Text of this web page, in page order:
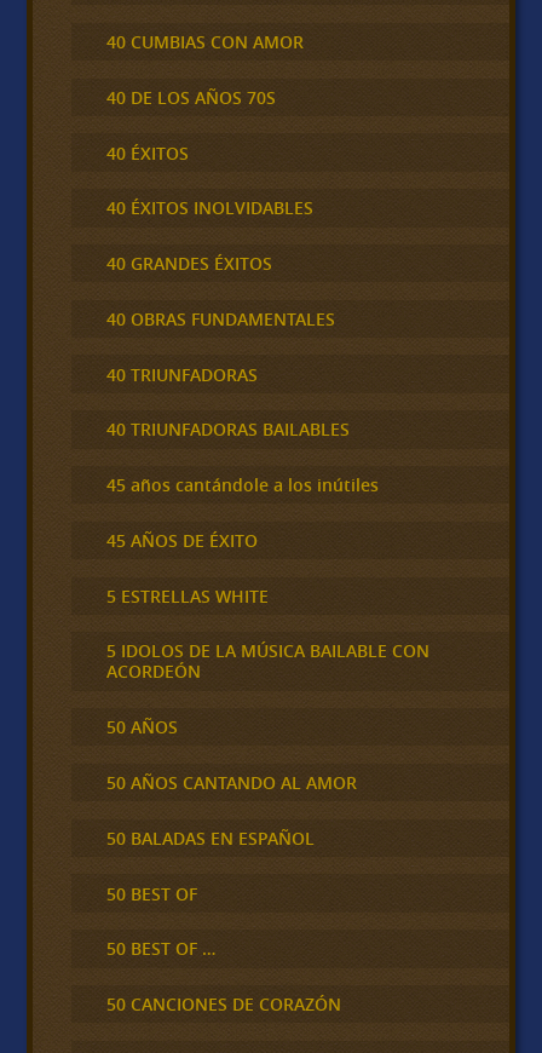
40 CUMBIAS CON AMOR
40 DE LOS AÑOS 70S
40 ÉXITOS
40 ÉXITOS INOLVIDABLES
40 GRANDES ÉXITOS
40 OBRAS FUNDAMENTALES
40 TRIUNFADORAS
40 TRIUNFADORAS BAILABLES
45 años cantándole a los inútiles
45 AÑOS DE ÉXITO
5 ESTRELLAS WHITE
5 IDOLOS DE LA MÚSICA BAILABLE CON
ACORDEÓN
50 AÑOS
50 AÑOS CANTANDO AL AMOR
50 BALADAS EN ESPAÑOL
50 BEST OF
50 BEST OF …
50 CANCIONES DE CORAZÓN